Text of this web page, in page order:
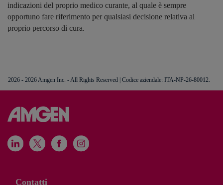
indicazioni del proprio medico curante, al quale è sempre
opportuno fare riferimento per qualsiasi decisione relativa al
proprio percorso di cura.
2026 - 2026 Amgen Inc. - All Rights Reserved | Codice aziendale: ITA-NP-26-80012.
Contatti